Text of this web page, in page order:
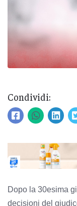
Condividi:
Dopo la 30esima
decisioni del